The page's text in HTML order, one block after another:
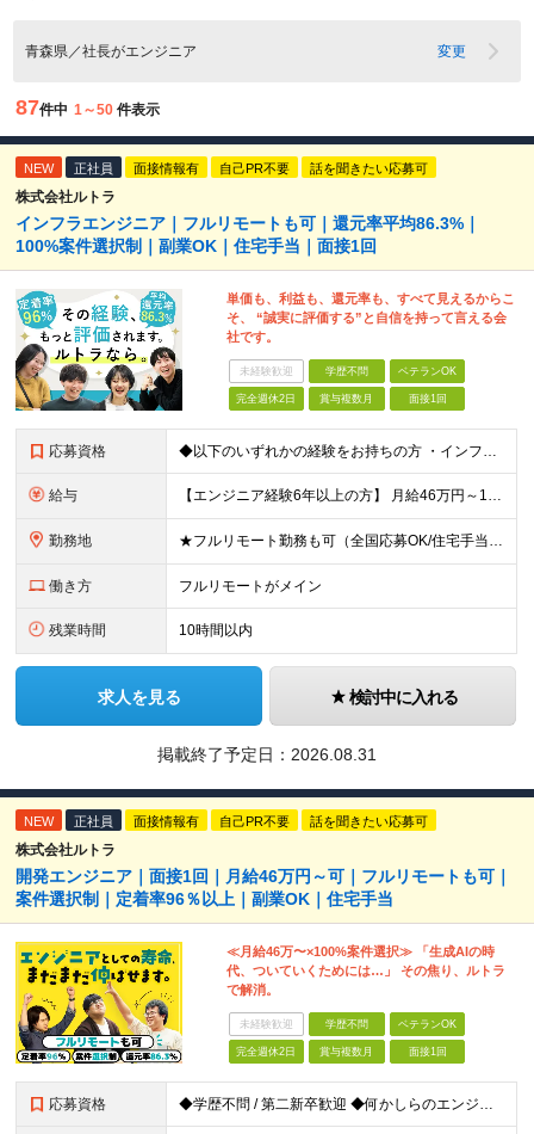
青森県／社長がエンジニア 変更
87件中 1～50 件表示
NEW 正社員 面接情報有 自己PR不要 話を聞きたい応募可
株式会社ルトラ
インフラエンジニア｜フルリモートも可｜還元率平均86.3%｜
100%案件選択制｜副業OK｜住宅手当｜面接1回
単価も、利益も、還元率も、すべて見えるからこ
そ、 “誠実に評価する”と自信を持って言える会
社です。
未経験歓迎 学歴不問 ベテランOK
完全週休2日 賞与複数月 面接1回
応募資格 ◆以下のいずれかの経験をお持ちの方 ・インフラ設計・構築の実務経験（オンプレ/クラウドどちらもOK） ・クラウド環境下での運用保守に関する実務経験 ◆学歴不問 ＜こんな方は特に歓迎します＞ ◎これま
給与 【エンジニア経験6年以上の方】 月給46万円～100万円（固定残業代含む） ※上記月給には月30時間分の固定残業代（月8万7,400円～月19万円）を含む。超過分は全額支給。 【エンジニア経験4年以
勤務地 ★フルリモート勤務も可（全国応募OK/住宅手当を支給します） ※案件によって常駐が必要になる場合があります。 ※希望がない限り、転勤はありません ※U・Iターン歓迎 ★ルトラの社員は全国各地で活躍中
働き方 フルリモートがメイン
残業時間 10時間以内
求人を見る 検討中に入れる
掲載終了予定日： 2026.08.31
NEW 正社員 面接情報有 自己PR不要 話を聞きたい応募可
株式会社ルトラ
開発エンジニア｜面接1回｜月給46万円～可｜フルリモートも可｜
案件選択制｜定着率96％以上｜副業OK｜住宅手当
≪月給46万〜×100%案件選択≫ 「生成AIの時
代、ついていくためには…」 その焦り、ルトラ
で解消。
未経験歓迎 学歴不問 ベテランOK
完全週休2日 賞与複数月 面接1回
応募資格 ◆学歴不問 / 第二新卒歓迎 ◆何かしらのエンジニア経験をお持ちの方 （言語・期間・フェーズ不問） 経験浅めの方も遠慮なくご応募ください！ ■入社前Q＆A ────── ◎実力に見合った報酬が手に